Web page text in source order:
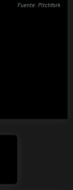
Fuente: Pitchfork